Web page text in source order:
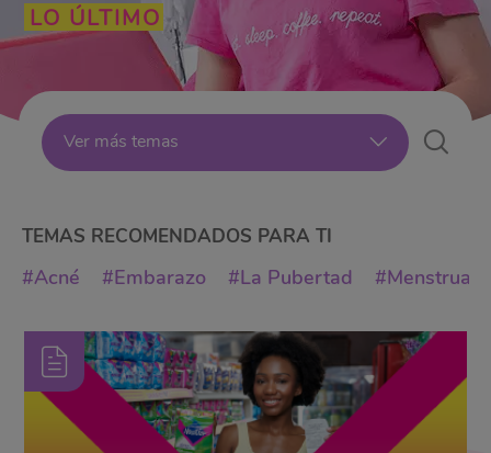
LO ÚLTIMO
Ver más temas
Lo Último
Menstruación
Actualidad
Maternidad y
Lactancia
TEMAS RECOMENDADOS PARA TI
#Acné #Embarazo #La Pubertad